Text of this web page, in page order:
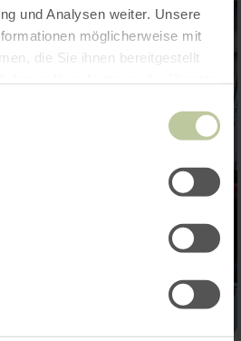
und Analysen weiter. Unsere
möglicherweise mit
die Sie ihnen bereitgestellt